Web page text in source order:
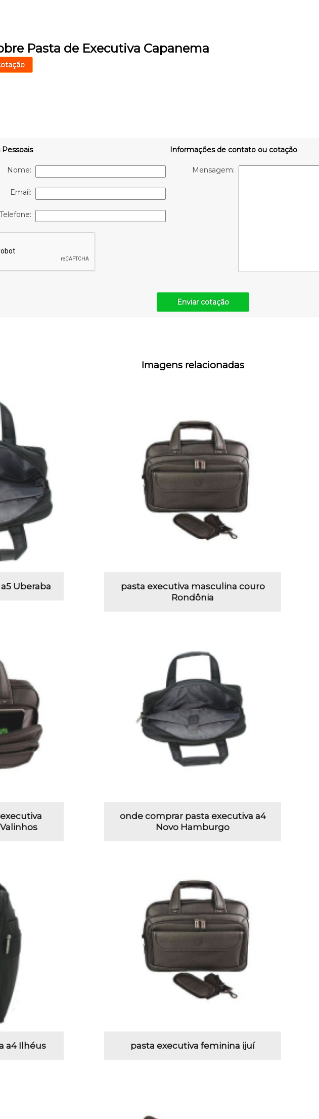
Pasta de Executiva Capanema
Nome:
Email:
Telefone:
Informações de contato ou cotação
Mensagem:
Enviar cotação
Imagens relacionadas
Uberaba
pasta executiva masculina couro
Rondônia
onde comprar pasta executiva a4
Novo Hamburgo
a4 Ilhéus pasta executiva feminina ijuí